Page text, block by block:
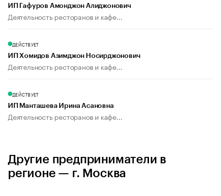
ИП Гафуров Амонджон Алиджонович
Деятельность ресторанов и кафе...
ДЕЙСТВУЕТ
ИП Хомидов Азимджон Носирджонович
Деятельность ресторанов и кафе...
ДЕЙСТВУЕТ
ИП Манташева Ирина Асановна
Деятельность ресторанов и кафе...
Другие предприниматели в
регионе — г. Москва